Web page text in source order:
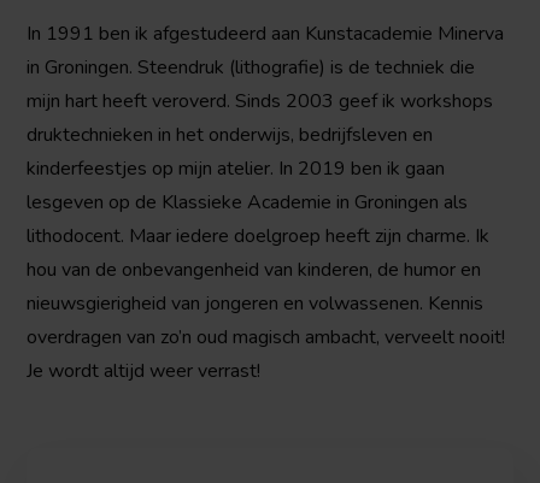
In 1991 ben ik afgestudeerd aan Kunstacademie Minerva
in Groningen. Steendruk (lithografie) is de techniek die
mijn hart heeft veroverd. Sinds 2003 geef ik workshops
druktechnieken in het onderwijs, bedrijfsleven en
kinderfeestjes op mijn atelier. In 2019 ben ik gaan
lesgeven op de Klassieke Academie in Groningen als
lithodocent. Maar iedere doelgroep heeft zijn charme. Ik
hou van de onbevangenheid van kinderen, de humor en
nieuwsgierigheid van jongeren en volwassenen. Kennis
overdragen van zo’n oud magisch ambacht, verveelt nooit!
Je wordt altijd weer verrast!